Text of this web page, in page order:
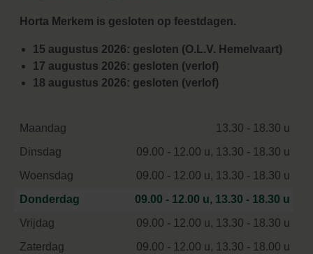
Horta Merkem is gesloten op feestdagen.
15 augustus 2026: gesloten (O.L.V. Hemelvaart)
17 augustus 2026: gesloten (verlof)
18 augustus 2026: gesloten (verlof)
Maandag
13.30 - 18.30 u
Dinsdag
09.00 - 12.00 u, 13.30 - 18.30 u
Woensdag
09.00 - 12.00 u, 13.30 - 18.30 u
Donderdag
09.00 - 12.00 u, 13.30 - 18.30 u
Vrijdag
09.00 - 12.00 u, 13.30 - 18.30 u
Zaterdag
09.00 - 12.00 u, 13.30 - 18.00 u